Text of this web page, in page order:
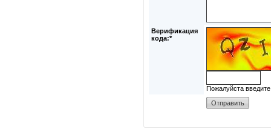
Верификация
кода:*
Пожалуйста